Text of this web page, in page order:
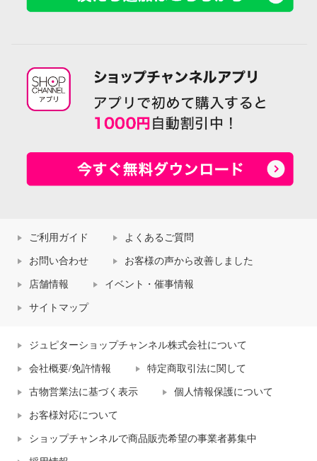
ご利用ガイド よくあるご質問
お問い合わせ お客様の声から改善しました
店舗情報 イベント・催事情報
サイトマップ
ジュピターショップチャンネル株式会社について
会社概要/免許情報 特定商取引法に関して
古物営業法に基づく表示 個人情報保護について
お客様対応について
ショップチャンネルで商品販売希望の事業者募集中